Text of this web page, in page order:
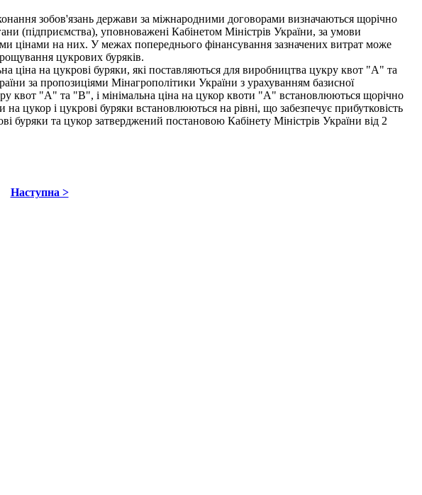
зобов'язань держави за міжнародними договорами визначаються щорічно
(підприємства), уповноважені Кабінетом Міністрів України, за умови
цінами на них. У межах попереднього фінансування зазначених витрат може
цукрових буряків.
ціна на цукрові буряки, які поставляються для виробництва цукру квот "А" та
за пропозиціями Мінагрополітики України з урахуванням базисної
квот "А" та "В", і мінімальна ціна на цукор квоти "А" встановлюються щорічно
на цукор і цукрові буряки встановлюються на рівні, що забезпечує прибутковість
буряки та цукор затверджений постановою Кабінету Міністрів України від 2
Наступна >